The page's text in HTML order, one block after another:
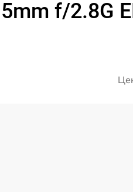
f/2.8G